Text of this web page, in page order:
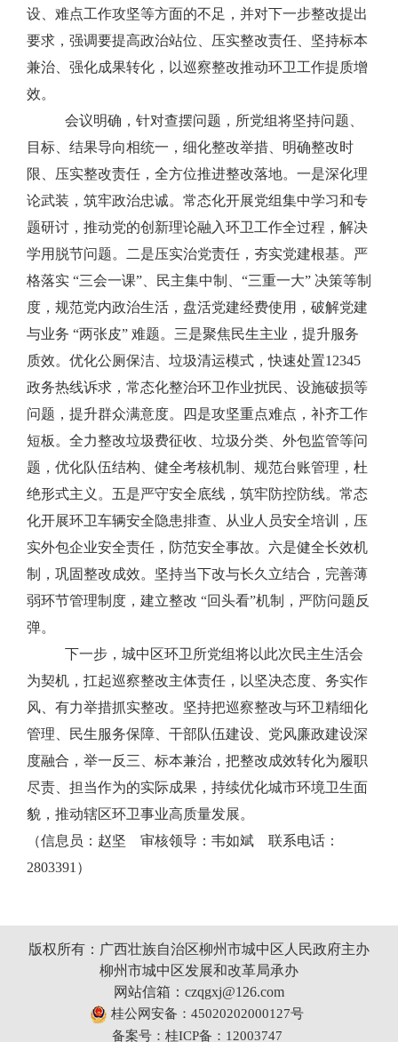
设、难点工作攻坚等方面的不足，并对下一步整改提出
要求，强调要提高政治站位、压实整改责任、坚持标本
兼治、强化成果转化，以巡察整改推动环卫工作提质增
效。
会议明确，针对查摆问题，所党组将坚持问题、
目标、结果导向相统一，细化整改举措、明确整改时
限、压实整改责任，全方位推进整改落地。一是深化理
论武装，筑牢政治忠诚。常态化开展党组集中学习和专
题研讨，推动党的创新理论融入环卫工作全过程，解决
学用脱节问题。二是压实治党责任，夯实党建根基。严
格落实 “三会一课” 、民主集中制、 “三重一大” 决策等制
度，规范党内政治生活，盘活党建经费使用，破解党建
与业务 “两张皮” 难题。三是聚焦民生主业，提升服务
质效。优化公厕保洁、垃圾清运模式，快速处置12345
政务热线诉求，常态化整治环卫作业扰民、设施破损等
问题，提升群众满意度。四是攻坚重点难点，补齐工作
短板。全力整改垃圾费征收、垃圾分类、外包监管等问
题，优化队伍结构、健全考核机制、规范台账管理，杜
绝形式主义。五是严守安全底线，筑牢防控防线。常态
化开展环卫车辆安全隐患排查、从业人员安全培训，压
实外包企业安全责任，防范安全事故。六是健全长效机
制，巩固整改成效。坚持当下改与长久立结合，完善薄
弱环节管理制度，建立整改 “回头看”机制，严防问题反
弹。
下一步，城中区环卫所党组将以此次民主生活会
为契机，扛起巡察整改主体责任，以坚决态度、务实作
风、有力举措抓实整改。坚持把巡察整改与环卫精细化
管理、民生服务保障、干部队伍建设、党风廉政建设深
度融合，举一反三、标本兼治，把整改成效转化为履职
尽责、担当作为的实际成果，持续优化城市环境卫生面
貌，推动辖区环卫事业高质量发展。
（信息员：赵坚 审核领导：韦如斌 联系电话：
2803391 ）
版权所有：广西壮族自治区柳州市城中区人民政府主办
柳州市城中区发展和改革局承办
网站信箱：czqgxj@126.com
桂公网安备：45020202000127号
备案号：桂ICP备：12003747